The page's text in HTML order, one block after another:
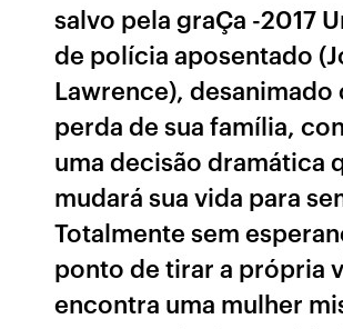
salvo pela graÇa -2017
de polícia aposentado
Lawrence), desanimado
perda de sua família,
uma decisão dramática
mudará sua vida para
Totalmente sem
ponto de tirar a própria
encontra uma mulher